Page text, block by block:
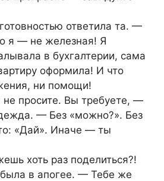
ответила та. —
я — не железная! Я
в бухгалтерии, сама
оформила! И что
ни помощи!
просите. Вы требуете, —
— Без «можно?». Без
«Дай». Иначе — ты
хоть раз поделиться?!
в апогее. — Тебе же